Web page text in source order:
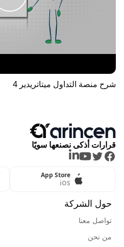
شرح منصة التداول ميتاتريدير 4
قرارات أذكى نصنعها سويًا
Facebook
Twitter
Youtube
LinkedIn
App Store
iOS
حول الشركة
تواصل معنا
من نحن